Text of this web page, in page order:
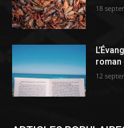
18
roman
12